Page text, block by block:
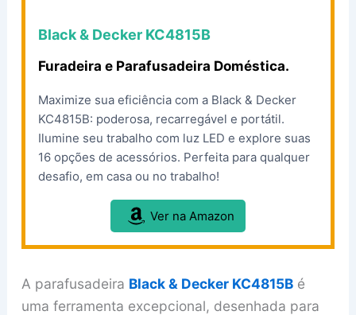
Black & Decker KC4815B
Furadeira e Parafusadeira Doméstica.
Maximize sua eficiência com a Black & Decker
KC4815B: poderosa, recarregável e portátil.
Ilumine seu trabalho com luz LED e explore suas
16 opções de acessórios. Perfeita para qualquer
desafio, em casa ou no trabalho!
Ver na Amazon
A parafusadeira Black & Decker KC4815Bé
uma ferramenta excepcional, desenhada para